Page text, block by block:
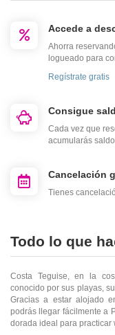
Accede a
Ahorra
logueado para
Regístrate gratis
Consigue
Cada vez que
acumularás
Cancelación
Tienes
Todo lo que
Costa Teguise, en la
conocido por sus playas,
Gracias a estar alojado
podrás llegar fácilmente a
dorada ideal para practicar